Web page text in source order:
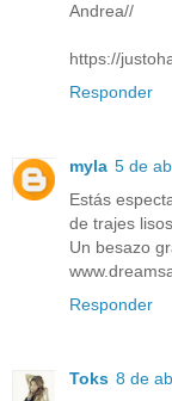
Andrea//
https://
Responder
myla 5 de
Estás
de trajes
Un besazo
Responder
Toks 8 de